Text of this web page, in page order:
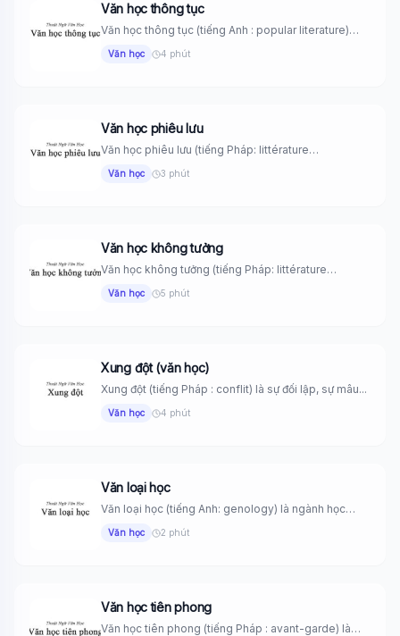
Văn học thông tục
Văn học thông tục (tiếng Anh : popular literature)
Văn học 4 phút
Văn học phiêu lưu
Văn học phiêu lưu (tiếng Pháp: littérature
Văn học 3 phút
Văn học không tưởng
Văn học không tưởng (tiếng Pháp: littérature
Văn học 5 phút
Xung đột (văn học)
Xung đột (tiếng Pháp : conflit) là sự đối lập, sự mâu...
Văn học 4 phút
Văn loại học
Văn loại học (tiếng Anh: genology) là ngành học
Văn học 2 phút
Văn học tiên phong
Văn học tiên phong (tiếng Pháp : avant-garde) là